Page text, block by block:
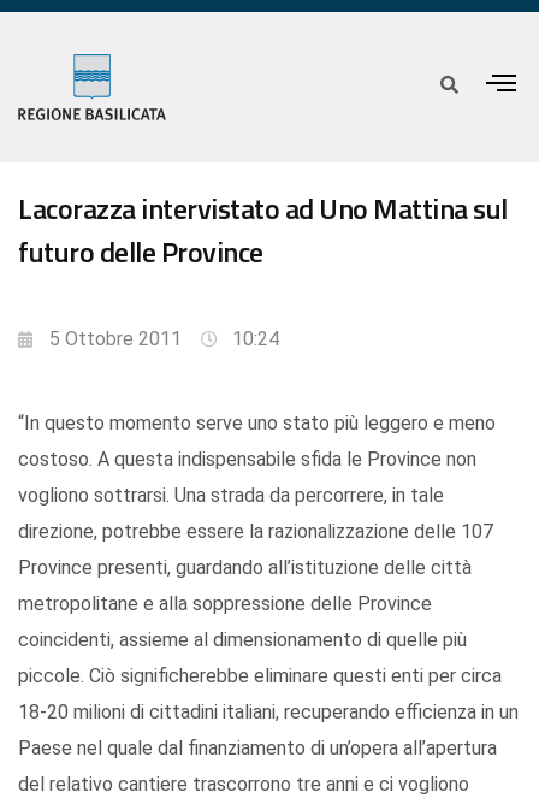
Lacorazza intervistato ad Uno Mattina sul
futuro delle Province
5 Ottobre 2011 10:24
“In questo momento serve uno stato più leggero e meno
costoso. A questa indispensabile sfida le Province non
vogliono sottrarsi. Una strada da percorrere, in tale
direzione, potrebbe essere la razionalizzazione delle 107
Province presenti, guardando all’istituzione delle città
metropolitane e alla soppressione delle Province
coincidenti, assieme al dimensionamento di quelle più
piccole. Ciò significherebbe eliminare questi enti per circa
18-20 milioni di cittadini italiani, recuperando efficienza in un
Paese nel quale dal finanziamento di un’opera all’apertura
del relativo cantiere trascorrono tre anni e ci vogliono